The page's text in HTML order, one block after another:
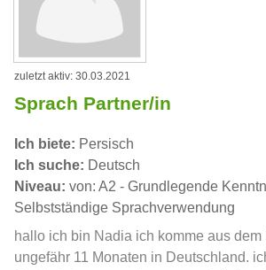
zuletzt aktiv: 30.03.2021
Sprach Partner/in
Ich biete: Persisch
Ich suche: Deutsch
Niveau: von: A2 - Grundlegende
Selbstständige Sprachverwendung
hallo ich bin Nadia ich komme aus dem
ungefähr 11 Monaten in Deutschland.